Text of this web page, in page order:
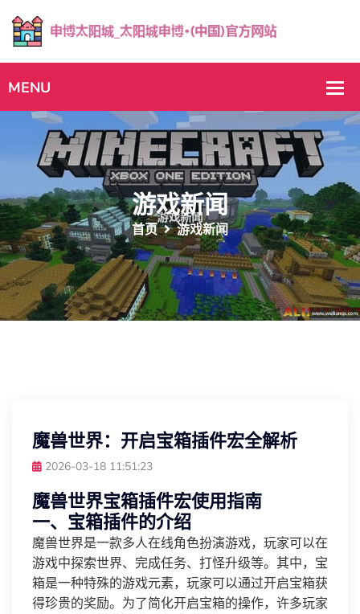
游戏新闻
首页 游戏新闻
魔兽世界：开启宝箱插件宏全解析
2026-03-18 11:51:23
魔兽世界宝箱插件宏使用指南
一、宝箱插件的介绍
魔兽世界是一款多人在线角色扮演游戏，玩家可以在
游戏中探索世界、完成任务、打怪升级等。其中，宝
箱是一种特殊的游戏元素，玩家可以通过开启宝箱获
得珍贵的奖励。为了简化开启宝箱的操作，许多玩家